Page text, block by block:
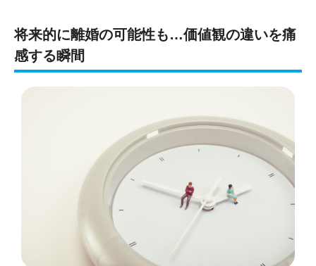
将来的に離婚の可能性も…価値観の違いを痛
感する瞬間